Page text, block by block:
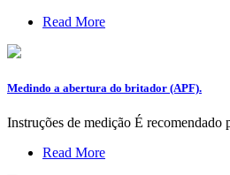
Read More
Medindo a abertura do britador (APF).
Instruções de medição É recomendado
Read More